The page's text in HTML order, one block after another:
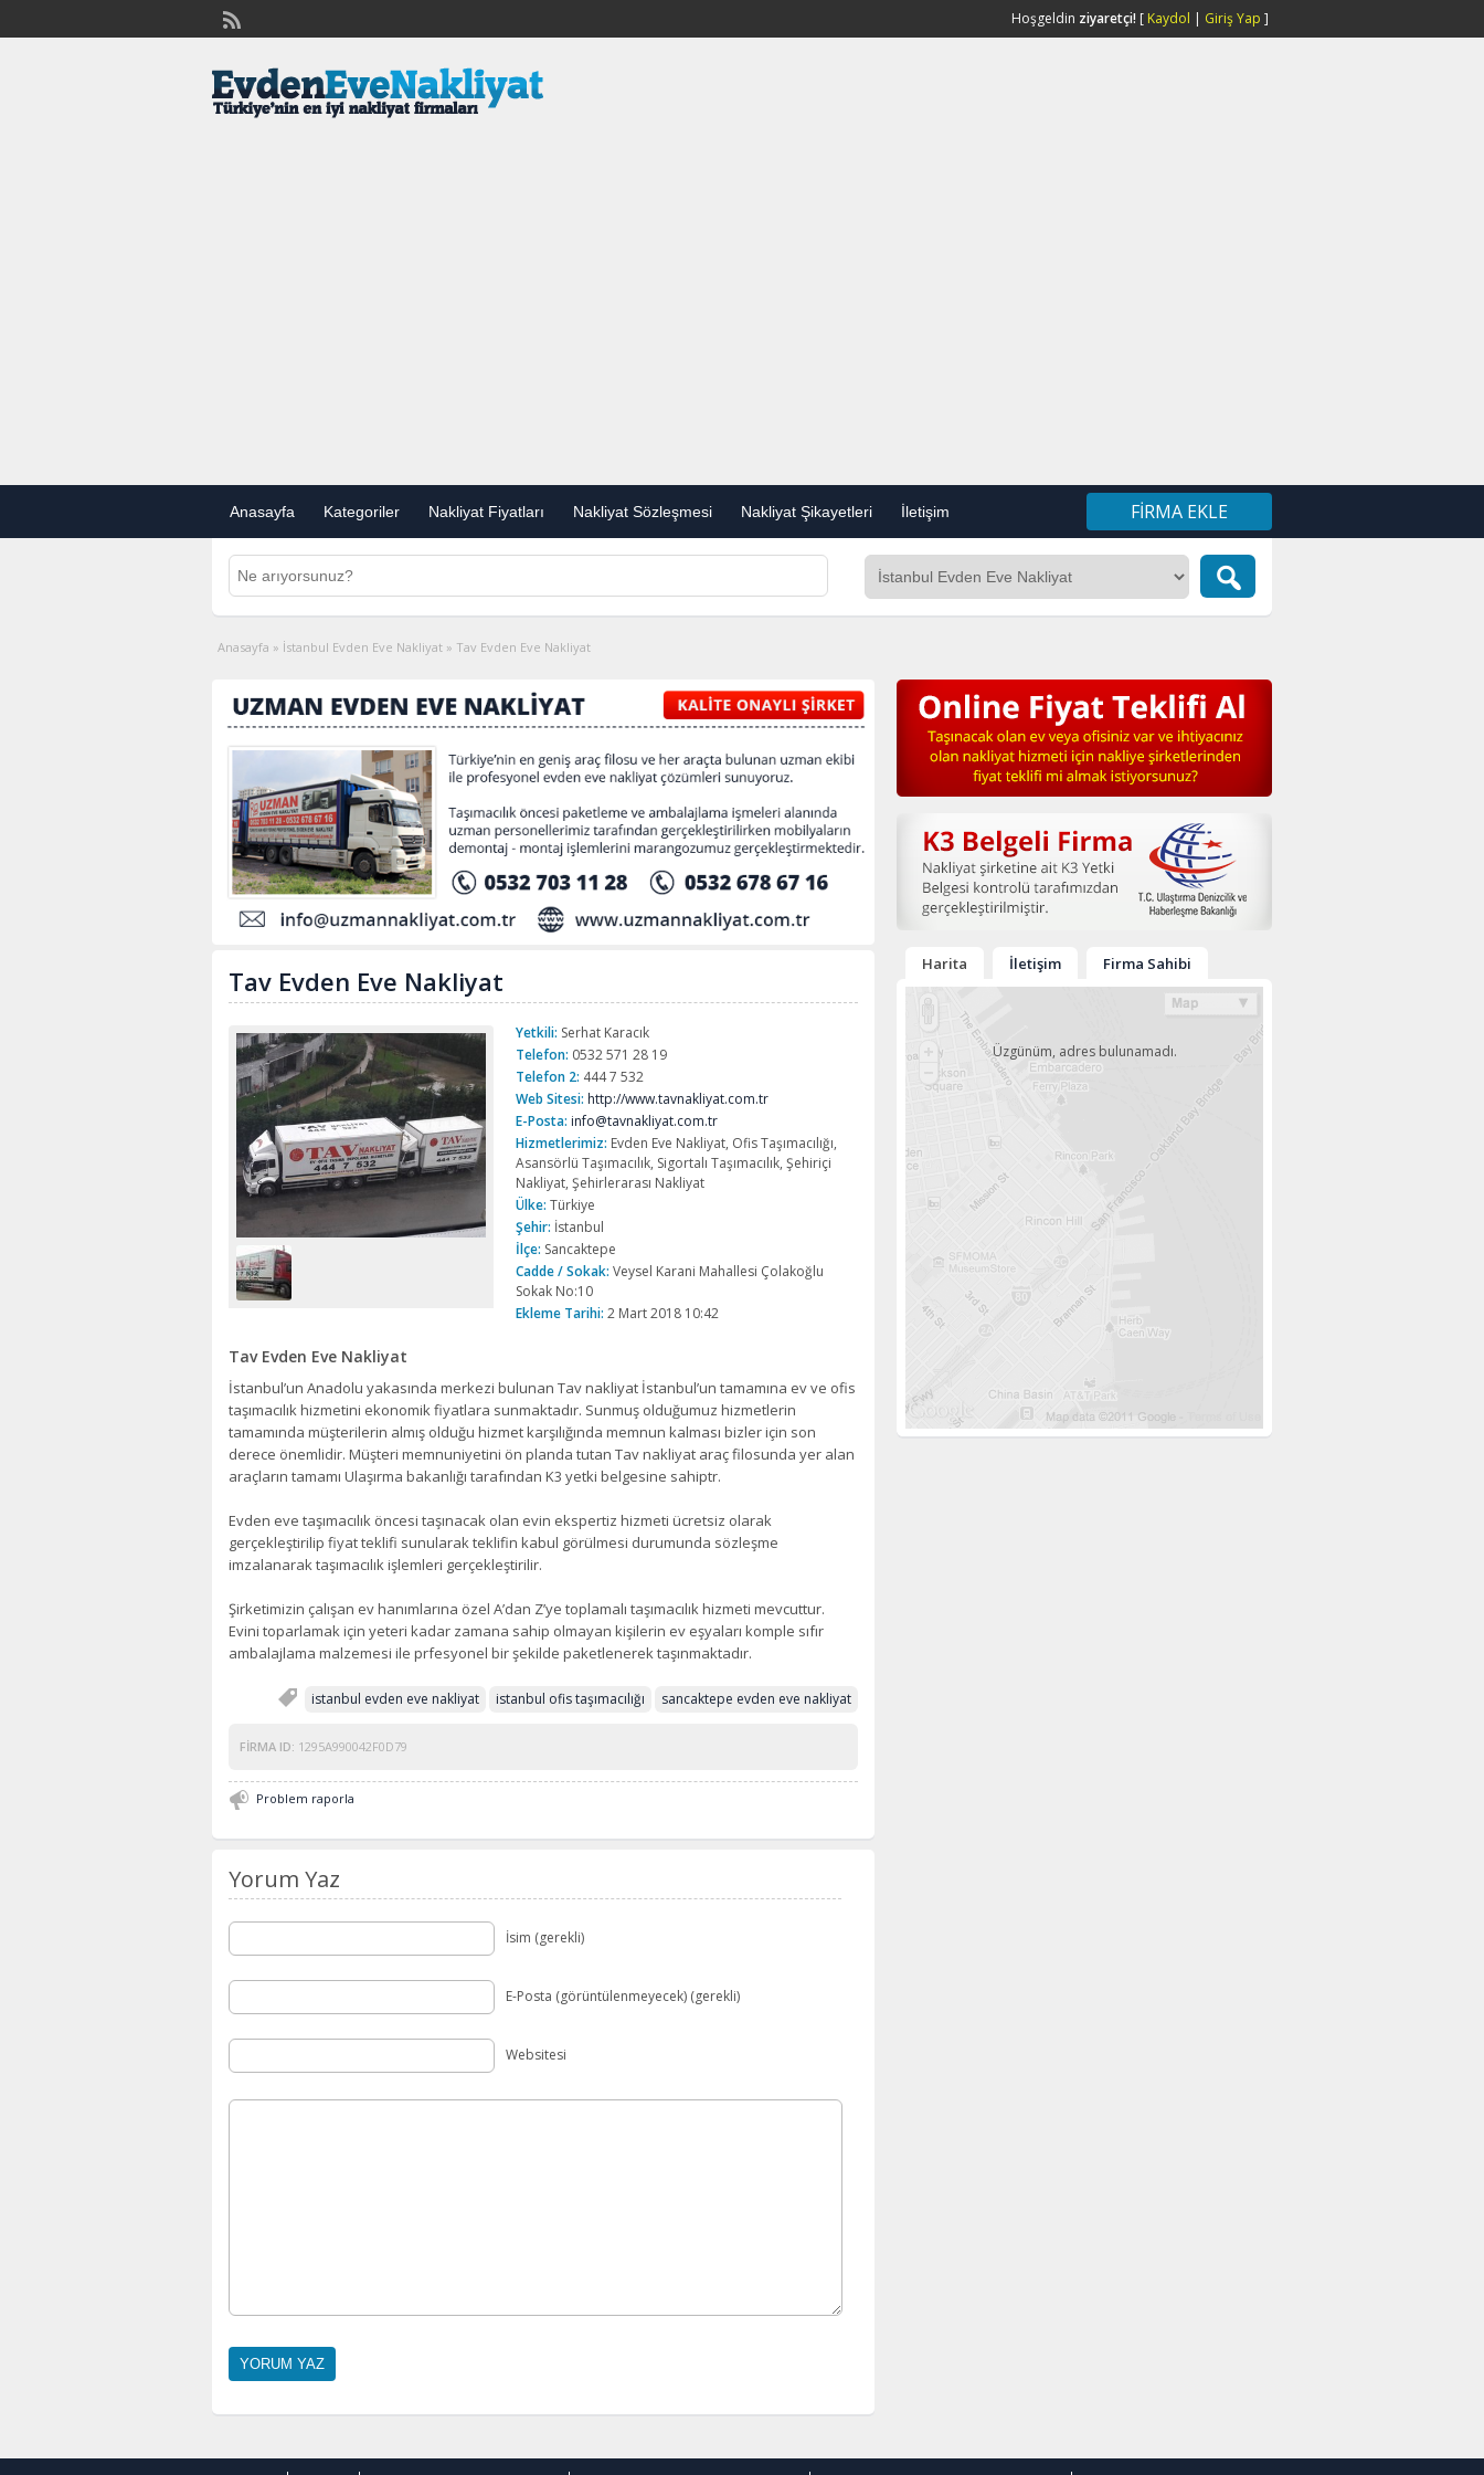
Hoşgeldin ziyaretçi! [ Kaydol | Giriş Yap ]
Anasayfa Kategoriler Nakliyat Fiyatları Nakliyat Sözleşmesi Nakliyat Şikayetleri İletişim FIRMA EKLE
Anasayfa » İstanbul Evden Eve Nakliyat » Tav Evden Eve Nakliyat
Tav Evden Eve Nakliyat
Yetkili: Serhat Karacık
Telefon: 0532 571 28 19
Telefon 2: 444 7 532
Web Sitesi: http://www.tavnakliyat.com.tr
E-Posta: info@tavnakliyat.com.tr
Hizmetlerimiz: Evden Eve Nakliyat, Ofis Taşımacılığı,
Asansörlü Taşımacılık, Sigortalı Taşımacılık, Şehiriçi
Nakliyat, Şehirlerarası Nakliyat
Ülke: Türkiye
Şehir: İstanbul
İlçe: Sancaktepe
Cadde / Sokak: Veysel Karani Mahallesi Çolakoğlu
Sokak No:10
Ekleme Tarihi: 2 Mart 2018 10:42
Tav Evden Eve Nakliyat
İstanbul’un Anadolu yakasında merkezi bulunan Tav nakliyat İstanbul’un tamamına ev ve ofis
taşımacılık hizmetini ekonomik fiyatlara sunmaktadır. Sunmuş olduğumuz hizmetlerin
tamamında müşterilerin almış olduğu hizmet karşılığında memnun kalması bizler için son
derece önemlidir. Müşteri memnuniyetini ön planda tutan Tav nakliyat araç filosunda yer alan
araçların tamamı Ulaşırma bakanlığı tarafından K3 yetki belgesine sahiptr.
Evden eve taşımacılık öncesi taşınacak olan evin ekspertiz hizmeti ücretsiz olarak
gerçekleştirilip fiyat teklifi sunularak teklifin kabul görülmesi durumunda sözleşme
imzalanarak taşımacılık işlemleri gerçekleştirilir.
Şirketimizin çalışan ev hanımlarına özel A’dan Z’ye toplamalı taşımacılık hizmeti mevcuttur.
Evini toparlamak için yeteri kadar zamana sahip olmayan kişilerin ev eşyaları komple sıfır
ambalajlama malzemesi ile prfesyonel bir şekilde paketlenerek taşınmaktadır.
istanbul evden eve nakliyat istanbul ofis taşımacılığı sancaktepe evden eve nakliyat
FIRMA ID: 1295A990042F0D79
Problem raporla
Yorum Yaz
İsim (gerekli)
E-Posta (görüntülenmeyecek) (gerekli)
Websitesi
Harita İletişim Firma Sahibi
Üzgünüm, adres bulunamadı.